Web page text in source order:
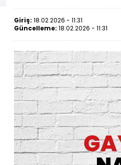
Giriş: 18.02.2026 - 11:31
Güncelleme: 18.02.2026 - 11:31